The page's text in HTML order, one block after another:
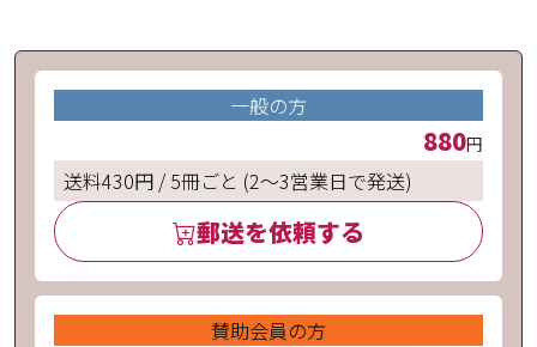
一般の方
880円
送料430円 / 5冊ごと (2〜3営業日で発送)
郵送を依頼する
賛助会員の方